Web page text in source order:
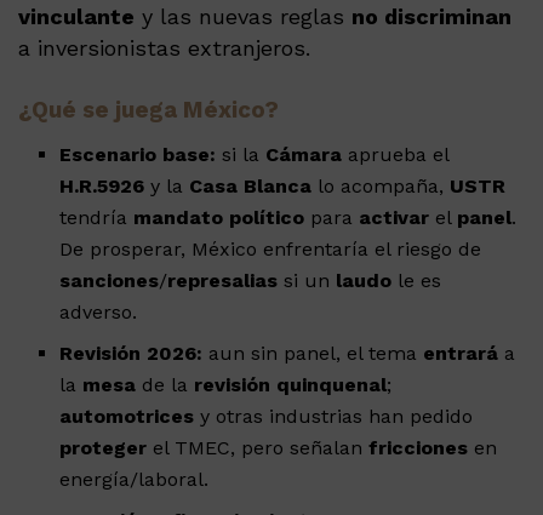
vinculante y las nuevas reglas no discriminan
a inversionistas extranjeros.
¿Qué se juega México?
Escenario base: si la Cámara aprueba el
H.R.5926 y la Casa Blanca lo acompaña, USTR
tendría mandato político para activar el panel.
De prosperar, México enfrentaría el riesgo de
sanciones/represalias si un laudo le es
adverso.
Revisión 2026: aun sin panel, el tema entrará a
la mesa de la revisión quinquenal;
automotrices y otras industrias han pedido
proteger el TMEC, pero señalanfricciones en
energía/laboral.